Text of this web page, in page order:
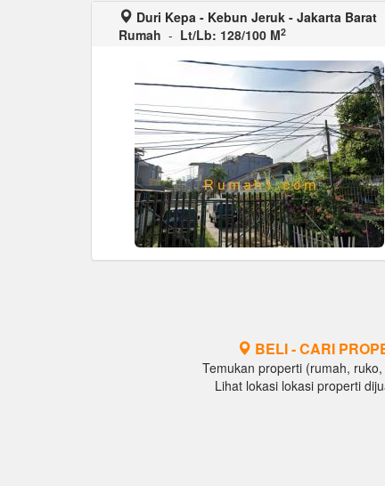
Duri Kepa - Kebun Jeruk - Jakarta Barat
Rumah - Lt/Lb: 128/100 M2
BELI - CARI
Temukan properti (rumah,
Lihat lokasi lokasi properti